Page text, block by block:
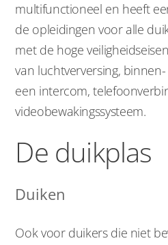
multifunctioneel en heeft
de opleidingen voor alle
met de hoge
van luchtverversing,
een intercom,
videobewakingssysteem.
De duikplas
Duiken
Ook voor duikers die niet